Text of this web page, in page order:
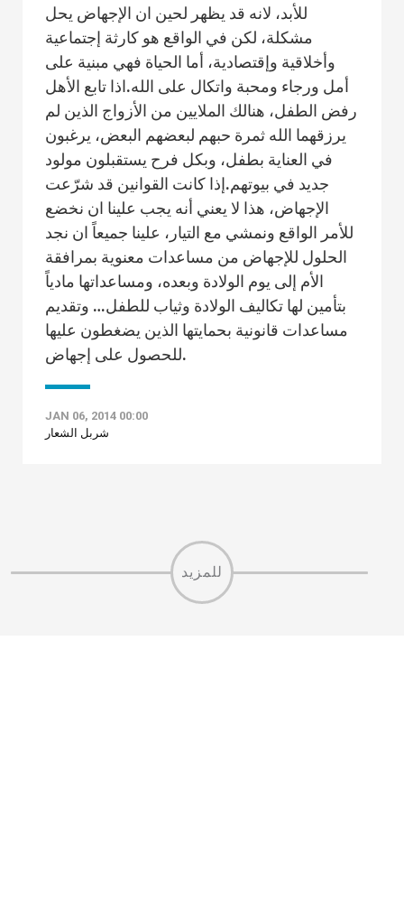
للأبد، لانه قد يظهر لحين ان الإجهاض يحل
مشكلة، لكن في الواقع هو كارثة إجتماعية
وأخلاقية وإقتصادية، أما الحياة فهي مبنية على
أمل ورجاء ومحبة واتكال على الله.اذا تابع الأهل
رفض الطفل، هنالك الملايين من الأزواج الذين لم
يرزقهما الله ثمرة حبهم لبعضهم البعض، يرغبون
في العناية بطفل، وبكل فرح يستقبلون مولود
جديد في بيوتهم.إذا كانت القوانين قد شرّعت
الإجهاض، هذا لا يعني أنه يجب علينا ان نخضع
للأمر الواقع ونمشي مع التيار، علينا جميعاً ان نجد
الحلول للإجهاض من مساعدات معنوية بمرافقة
الأم إلى يوم الولادة وبعده، ومساعداتها مادياً
بتأمين لها تكاليف الولادة وثياب للطفل… وتقديم
مساعدات قانونية بحمايتها الذين يضغطون عليها
للحصول على إجهاض.
JAN 06, 2014 00:00
شربل الشعار
للمزيد